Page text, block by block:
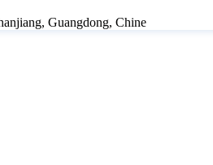
Guangdong, Chine